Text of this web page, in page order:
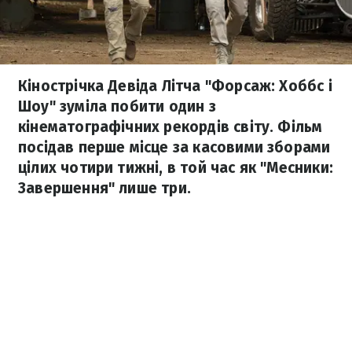
Кінострічка Девіда Літча "Форсаж: Хоббс і
Шоу" зуміла побити один з
кінематографічних рекордів світу. Фільм
посідав перше місце за касовими зборами
цілих чотири тижні, в той час як "Месники:
Завершення" лише три.